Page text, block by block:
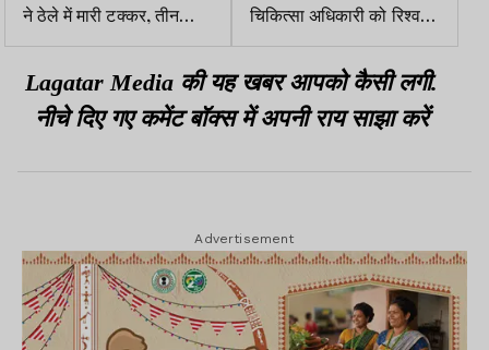
ने ठेले में मारी टक्कर, तीन
घायल
चिकित्सा अधिकारी को रिश्वत
लेते किया गिरफ्तार
Lagatar Media की यह खबर आपको कैसी लगी.
नीचे दिए गए कमेंट बॉक्स में अपनी राय साझा करें
Advertisement